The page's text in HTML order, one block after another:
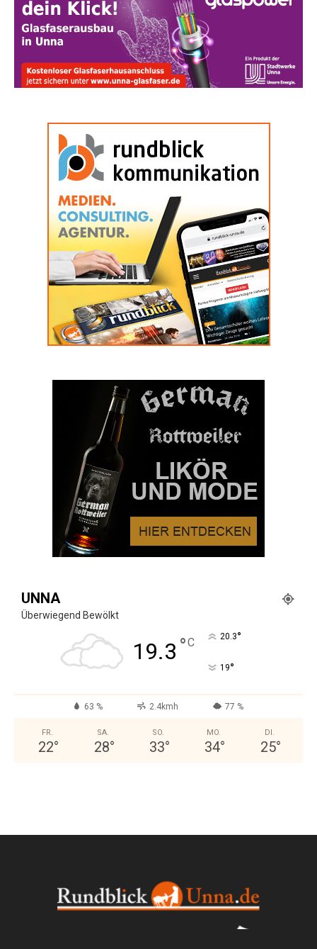
UNNA
Überwiegend Bewölkt
19.3 °C 20.3°
19°
63 % 2.4kmh 77 %
FR.
22°
SA.
28°
SO.
33°
MO.
34°
DI.
25°